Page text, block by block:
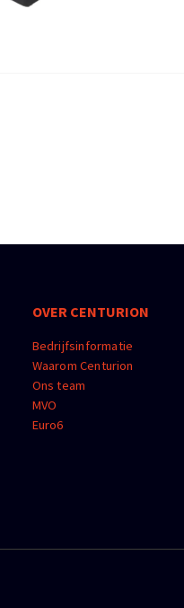
OVER CENTURION
Bedrijfsinformatie
Waarom Centurion
Ons team
MVO
Euro6